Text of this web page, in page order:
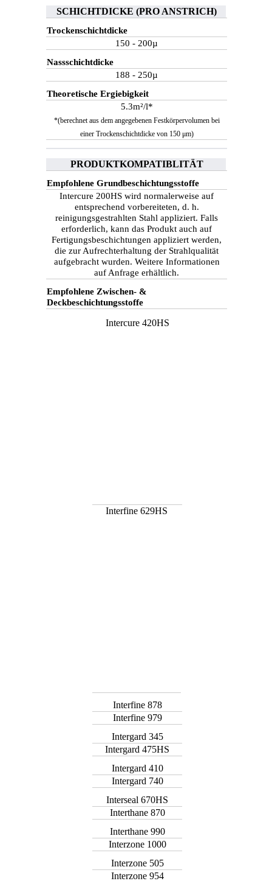
SCHICHTDICKE (PRO ANSTRICH)
Trockenschichtdicke
150 - 200µ
Nassschichtdicke
188 - 250µ
Theoretische Ergiebigkeit
5.3m²/l*
*(berechnet aus dem angegebenen Festkörpervolumen bei
einer Trockenschichtdicke von 150 μm)
PRODUKTKOMPATIBLITÄT
Empfohlene Grundbeschichtungsstoffe
Intercure 200HS wird normalerweise auf
entsprechend vorbereiteten, d. h.
reinigungsgestrahlten Stahl appliziert. Falls
erforderlich, kann das Produkt auch auf
Fertigungsbeschichtungen appliziert werden,
die zur Aufrechterhaltung der Strahlqualität
aufgebracht wurden. Weitere Informationen
auf Anfrage erhältlich.
Empfohlene Zwischen- &
Deckbeschichtungsstoffe
Intercure 420HS
Interfine 629HS
Interfine 878
Interfine 979
Intergard 345
Intergard 475HS
Intergard 410
Intergard 740
Interseal 670HS
Interthane 870
Interthane 990
Interzone 1000
Interzone 505
Interzone 954